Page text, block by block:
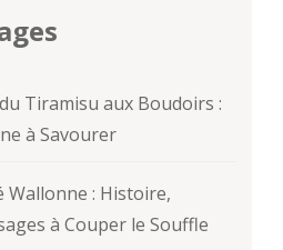
Tiramisu aux Boudoirs :
à Savourer
Wallonne : Histoire,
à Couper le Souffle